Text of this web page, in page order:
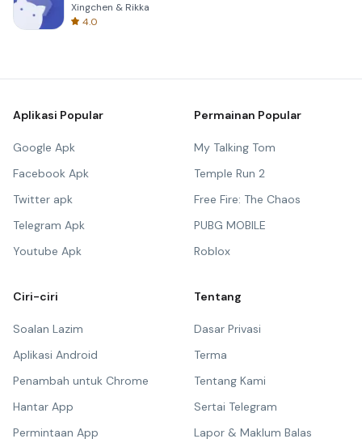
Xingchen & Rikka
4.0
Aplikasi Popular
Google Apk
Facebook Apk
Twitter apk
Telegram Apk
Youtube Apk
Permainan Popular
My Talking Tom
Temple Run 2
Free Fire: The Chaos
PUBG MOBILE
Roblox
Ciri-ciri
Soalan Lazim
Aplikasi Android
Penambah untuk Chrome
Hantar App
Permintaan App
Tentang
Dasar Privasi
Terma
Tentang Kami
Sertai Telegram
Lapor & Maklum Balas